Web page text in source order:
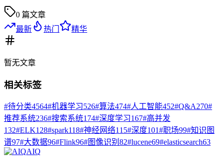
0 篇文章
最新
热门 精华
暂无文章
相关标签
#待分类4564#机器学习526#算法474#人工智能452#Q&A270#
推荐系统236#搜索系统174#深度学习167#高并发
132#ELK128#spark118#神经网络115#深度101#职场99#知识图
谱97#大数据96#Flink96#图像识别 82#lucene69#elasticsearch63
AIQ